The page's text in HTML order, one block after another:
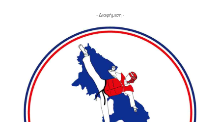
- Διαφήμιση -